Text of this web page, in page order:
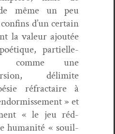
même un peu
d’un cer­tain
la valeur ajoutée
par­tielle­
comme une
délim­ite
réfrac­taire à
» et
« le jeu réd­
human­ité « souil­